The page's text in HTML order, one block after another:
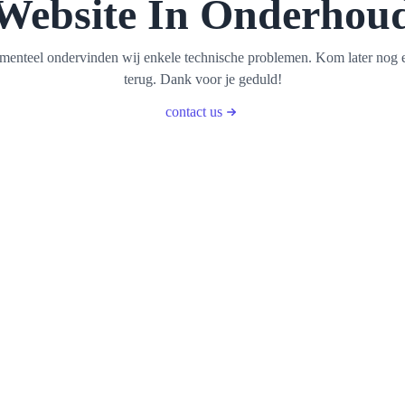
In
ondervinden wij enkele technische problemen. Kom later nog
terug. Dank voor je geduld!
contact us